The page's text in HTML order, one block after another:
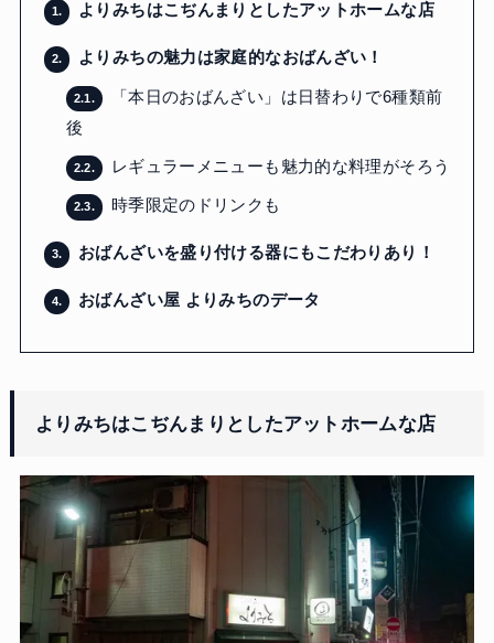
1. よりみちはこぢんまりとしたアットホームな店
2. よりみちの魅力は家庭的なおばんざい！
2.1.
「本日のおばんざい」は日替わりで6種類前
後
2.2. レギュラーメニューも魅力的な料理がそろう
2.3. 時季限定のドリンクも
3. おばんざいを盛り付ける器にもこだわりあり！
4. おばんざい屋 よりみちのデータ
よりみちはこぢんまりとしたアットホームな店